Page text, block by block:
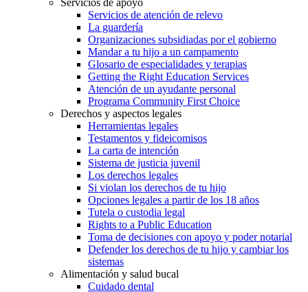
Servicios de atención de relevo
La guardería
Organizaciones subsidiadas por el gobierno
Mandar a tu hijo a un campamento
Glosario de especialidades y terapias
Getting the Right Education Services
Atención de un ayudante personal
Programa Community First Choice
Derechos y aspectos legales
Herramientas legales
Testamentos y fideicomisos
La carta de intención
Sistema de justicia juvenil
Los derechos legales
Si violan los derechos de tu hijo
Opciones legales a partir de los 18 años
Tutela o custodia legal
Rights to a Public Education
Toma de decisiones con apoyo y poder notarial
Defender los derechos de tu hijo y cambiar los
sistemas
Alimentación y salud bucal
Cuidado dental